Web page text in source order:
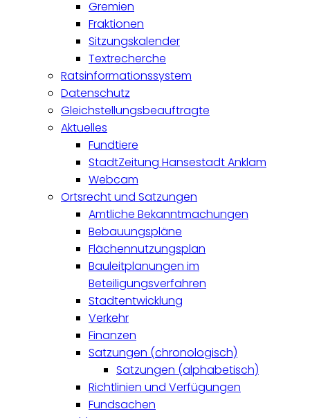
Gremien
Fraktionen
Sitzungskalender
Textrecherche
Ratsinformationssystem
Datenschutz
Gleichstellungsbeauftragte
Aktuelles
Fundtiere
StadtZeitung Hansestadt Anklam
Webcam
Ortsrecht und Satzungen
Amtliche Bekanntmachungen
Bebauungspläne
Flächennutzungsplan
Bauleitplanungen im
Beteiligungsverfahren
Stadtentwicklung
Verkehr
Finanzen
Satzungen (chronologisch)
Satzungen (alphabetisch)
Richtlinien und Verfügungen
Fundsachen